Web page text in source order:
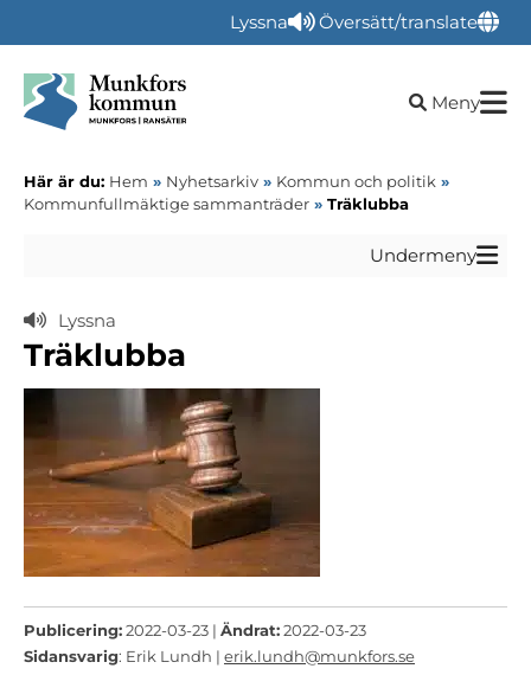
Lyssna Översätt/translate
Öppna
Meny
Här är du: Hem » Nyhetsarkiv » Kommun och politik »
Kommunfullmäktige sammanträder » Träklubba
Undermeny
Lyssna
Träklubba
Publicering:2022-03-23 | Ändrat:2022-03-23
Sidansvarig: Erik Lundh | erik.lundh@munkfors.se